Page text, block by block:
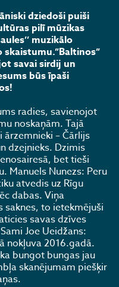
dziedoši puiši
pilī mūzikas
muzikālo
savai sirdij un
būs īpaši
radies, savienojot
noskaņām. Tajā
– Čārlijs
dzejnieks. Dzimis
bet tieši
Manuels Nunezs: Peru
atvedis uz Rīgu
dabas. Viņa
to ietekmējuši
savas dzīves
Joe Ueidžans:
nokļuva 2016.gadā.
bungot bungas jau
skanējumam piešķir